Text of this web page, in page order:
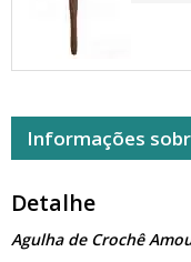
Informações
Detalhe
Agulha de Crochê